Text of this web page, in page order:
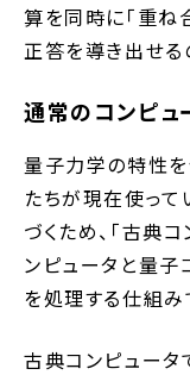
算を同時に「重ね
正答を導き出せる
通常のコンピュ
量子力学の特性を
たちが現在使っ
づくため、「古典
ンピュータと量子
を処理する仕組み
古典コンピュータ